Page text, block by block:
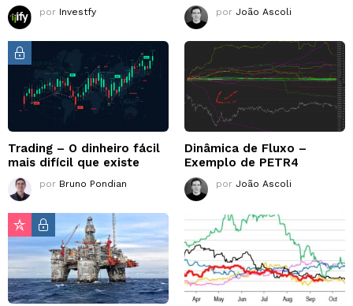
por Investfy por João Ascoli
Trading – O dinheiro fácil
mais difícil que existe
por Bruno Pondian
Dinâmica de Fluxo –
Exemplo de PETR4
por João Ascoli